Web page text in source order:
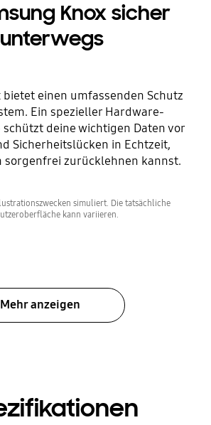
Knox sicher
unterwegs
bietet einen umfassenden Schutz
Ein spezieller Hardware-
deine wichtigen Daten vor
Sicherheitslücken in Echtzeit,
sorgenfrei zurücklehnen kannst.
simuliert. Die tatsächliche
kann variieren.
Mehr anzeigen